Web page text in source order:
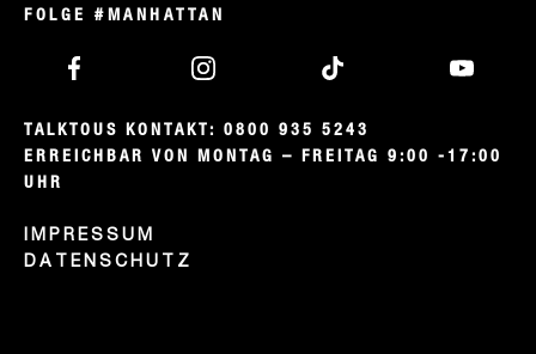
FOLGE #MANHATTAN
TALKTOUS KONTAKT: 0800 935 5243
ERREICHBAR VON MONTAG – FREITAG 9:00 -17:00
UHR
IMPRESSUM
DATENSCHUTZ